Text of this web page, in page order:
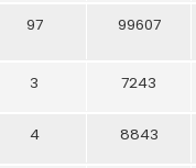
97 99607
3 7243
4 8843